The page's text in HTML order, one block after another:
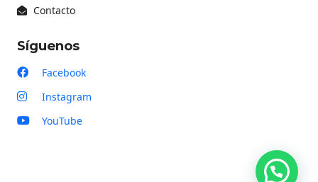
Contacto
Síguenos
Facebook
Instagram
YouTube